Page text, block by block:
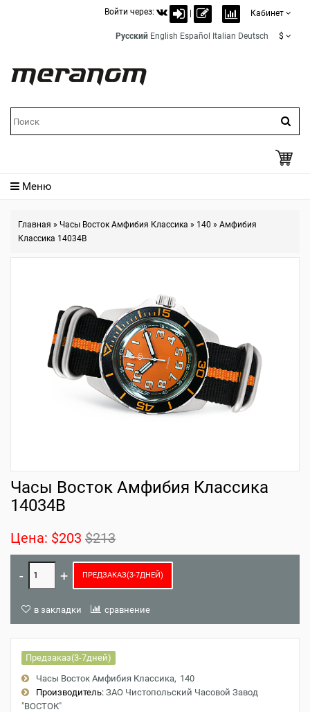
Войти через: Кабинет
Русский English Español Italian Deutsch $
Меню
Главная » Часы Восток Амфибия Классика » 140 » Амфибия
Классика 14034B
Часы Восток Амфибия Классика
14034B
Цена: $203 $213
ПРЕДЗАКАЗ(3-7ДНЕЙ)
в закладки сравнение
Предзаказ(3-7дней)
Часы Восток Амфибия Классика 140
Производитель: ЗАО Чистопольский Часовой Завод
"ВОСТОК"